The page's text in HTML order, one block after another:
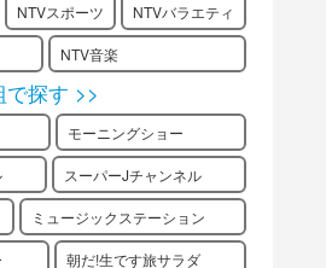
NTVスポーツ NTVバラエティ
NTV音楽
探す >>
モーニングショー
スーパーJチャンネル
ミュージックステーション
朝だ!生です旅サラダ